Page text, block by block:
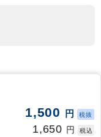
1,500 円 税抜
1,650 円 税込